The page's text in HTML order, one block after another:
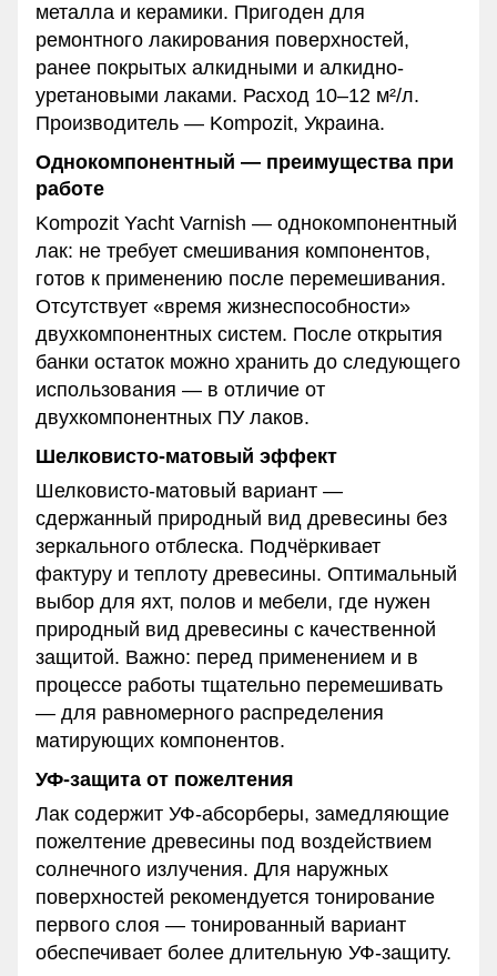
металла и керамики. Пригоден для
ремонтного лакирования поверхностей,
ранее покрытых алкидными и алкидно-
уретановыми лаками. Расход 10–12 м²/л.
Производитель — Kompozit, Украина.
Однокомпонентный — преимущества при
работе
Kompozit Yacht Varnish — однокомпонентный
лак: не требует смешивания компонентов,
готов к применению после перемешивания.
Отсутствует «время жизнеспособности»
двухкомпонентных систем. После открытия
банки остаток можно хранить до следующего
использования — в отличие от
двухкомпонентных ПУ лаков.
Шелковисто-матовый эффект
Шелковисто-матовый вариант —
сдержанный природный вид древесины без
зеркального отблеска. Подчёркивает
фактуру и теплоту древесины. Оптимальный
выбор для яхт, полов и мебели, где нужен
природный вид древесины с качественной
защитой. Важно: перед применением и в
процессе работы тщательно перемешивать
— для равномерного распределения
матирующих компонентов.
УФ-защита от пожелтения
Лак содержит УФ-абсорберы, замедляющие
пожелтение древесины под воздействием
солнечного излучения. Для наружных
поверхностей рекомендуется тонирование
первого слоя — тонированный вариант
обеспечивает более длительную УФ-защиту.